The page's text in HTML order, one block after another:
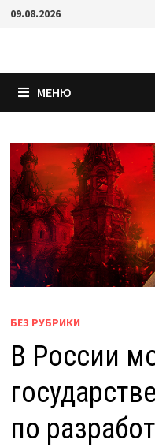
Перейти
09.08.2026
МЕНЮ
БЕЗ РУБРИКИ
В России
по